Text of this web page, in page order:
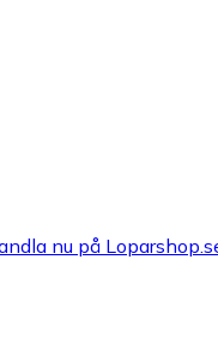
nu på